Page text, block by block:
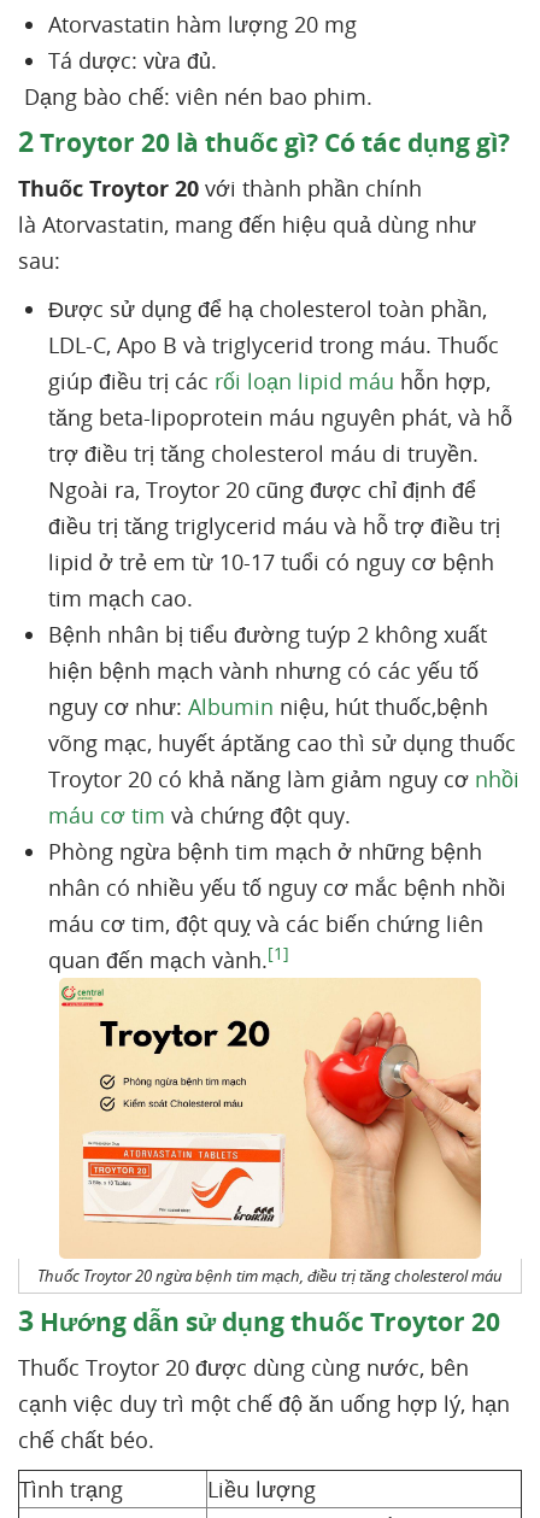
Atorvastatin hàm lượng 20 mg
Tá dược: vừa đủ.
Dạng bào chế: viên nén bao phim.
2Troytor 20 là thuốc gì? Có tác dụng gì?
Thuốc Troytor 20 với thành phần chính
là Atorvastatin, mang đến hiệu quả dùng như
sau:
Được sử dụng để hạ cholesterol toàn phần,
LDL-C, Apo B và triglycerid trong máu. Thuốc
giúp điều trị các rối loạn lipid máu hỗn hợp,
tăng beta-lipoprotein máu nguyên phát, và hỗ
trợ điều trị tăng cholesterol máu di truyền.
Ngoài ra, Troytor 20 cũng được chỉ định để
điều trị tăng triglycerid máu và hỗ trợ điều trị
lipid ở trẻ em từ 10-17 tuổi có nguy cơ bệnh
tim mạch cao.
Bệnh nhân bị tiểu đường tuýp 2 không xuất
hiện bệnh mạch vành nhưng có các yếu tố
nguy cơ như: Albumin niệu, hút thuốc,bệnh
võng mạc, huyết áptăng cao thì sử dụng thuốc
Troytor 20 có khả năng làm giảm nguy cơ nhồi
máu cơ tim và chứng đột quy.
Phòng ngừa bệnh tim mạch ở những bệnh
nhân có nhiều yếu tố nguy cơ mắc bệnh nhồi
máu cơ tim, đột quỵ và các biến chứng liên
quan đến mạch vành.[1]
Thuốc Troytor 20 ngừa bệnh tim mạch, điều trị tăng cholesterol máu
3 Hướng dẫn sử dụng thuốc Troytor 20
Thuốc Troytor 20 được dùng cùng nước, bên
cạnh việc duy trì một chế độ ăn uống hợp lý, hạn
chế chất béo.
Tình trạng
Liều lượng